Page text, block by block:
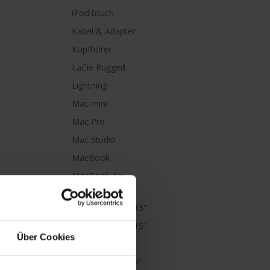
Über Cookies
iPod touch
Kabel & Adapter
Kopfhörer
LaCie Rugged
Lightning
Mac mini
Mac Pro
Mac Studio
MacBook
MacBook Air
M1
MacBook Air 13"
MacBook Air 15"
MacBook Neo
MacBook Pro 13"